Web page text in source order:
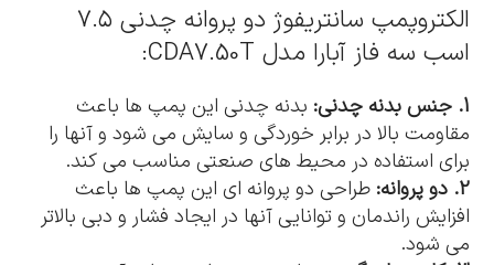
الکتروپمپ سانتریفوژ دو پروانه چدنی ۷.۵
اسب سه فاز آبارا مدل CDA7.50T:
1. جنس بدنه چدنی:
بدنه چدنی این پمپ ها باعث
مقاومت بالا در برابر خوردگی و سایش می شود و آنها را
برای استفاده در محیط های صنعتی مناسب می کند.
2. دو پروانه:
طراحی دو پروانه ای این پمپ ها باعث
افزایش راندمان و توانایی آنها در ایجاد فشار و دبی بالاتر
می شود.